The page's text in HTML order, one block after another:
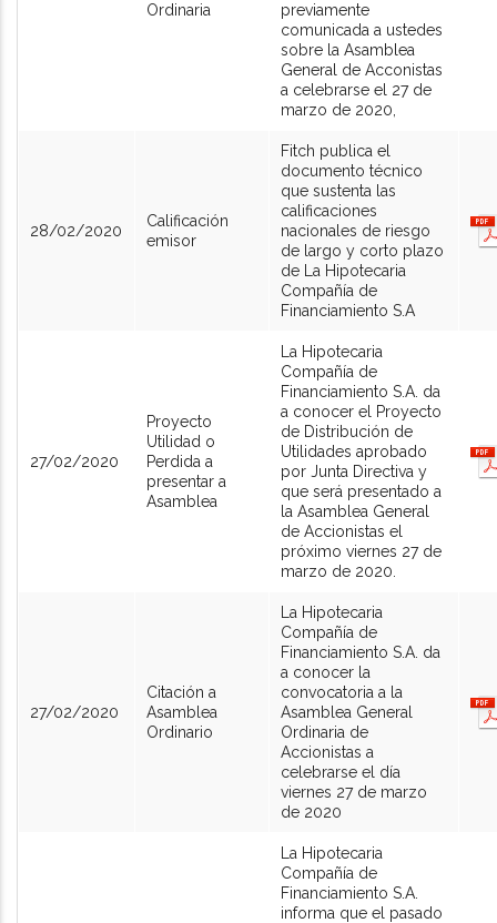
Ordinaria
previamente
comunicada a ustedes
sobre la Asamblea
General de Acconistas
a celebrarse el 27 de
marzo de 2020,
28/02/2020
Calificación
emisor
Fitch publica el
documento técnico
que sustenta las
calificaciones
nacionales de riesgo
de largo y corto plazo
de La Hipotecaria
Compañía de
Financiamiento S.A
27/02/2020
Proyecto
Utilidad o
Perdida a
presentar a
Asamblea
La Hipotecaria
Compañía de
Financiamiento S.A. da
a conocer el Proyecto
de Distribución de
Utilidades aprobado
por Junta Directiva y
que será presentado a
la Asamblea General
de Accionistas el
próximo viernes 27 de
marzo de 2020.
27/02/2020
Citación a
Asamblea
Ordinario
La Hipotecaria
Compañía de
Financiamiento S.A. da
a conocer la
convocatoria a la
Asamblea General
Ordinaria de
Accionistas a
celebrarse el día
viernes 27 de marzo
de 2020
La Hipotecaria
Compañía de
Financiamiento S.A.
informa que el pasado